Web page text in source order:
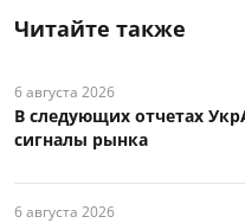
Читайте также
6 августа 2026
В следующих отчетах
сигналы рынка
6 августа 2026